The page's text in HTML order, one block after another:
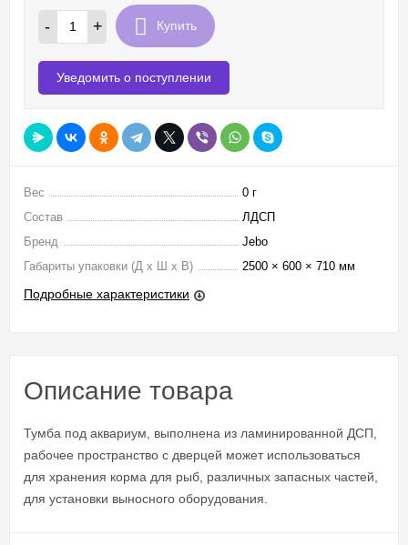
- + Купить
Уведомить о поступлении
Вес
0 г
Состав
ЛДСП
Бренд
Jebo
Габариты упаковки (Д х Ш х В)
2500 × 600 × 710 мм
Подробные характеристики
Описание товара
Тумба под аквариум, выполнена из ламинированной ДСП,
рабочее пространство с дверцей может использоваться
для хранения корма для рыб, различных запасных частей,
для установки выносного оборудования.